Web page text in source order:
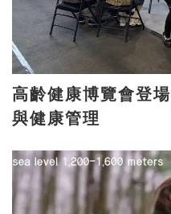
高齡健康博覽會登場 紅崴科技推律動體驗
與健康管理